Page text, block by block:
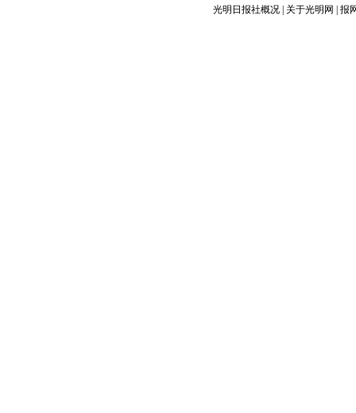
光明日报社概况 关于光明网 报